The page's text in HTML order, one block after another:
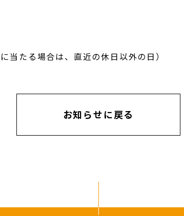
当たる場合は、直近の休日以外の日）
お知らせに戻る